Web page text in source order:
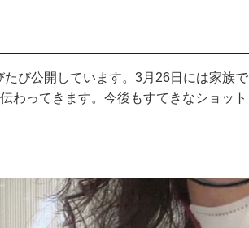
び公開しています。3月26日には家族で
わってきます。今後もすてきなショット